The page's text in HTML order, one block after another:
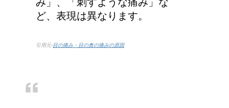
割れるのか？
ど、表現は異なります。
引用元-目の痛み・目の奥の痛みの原因